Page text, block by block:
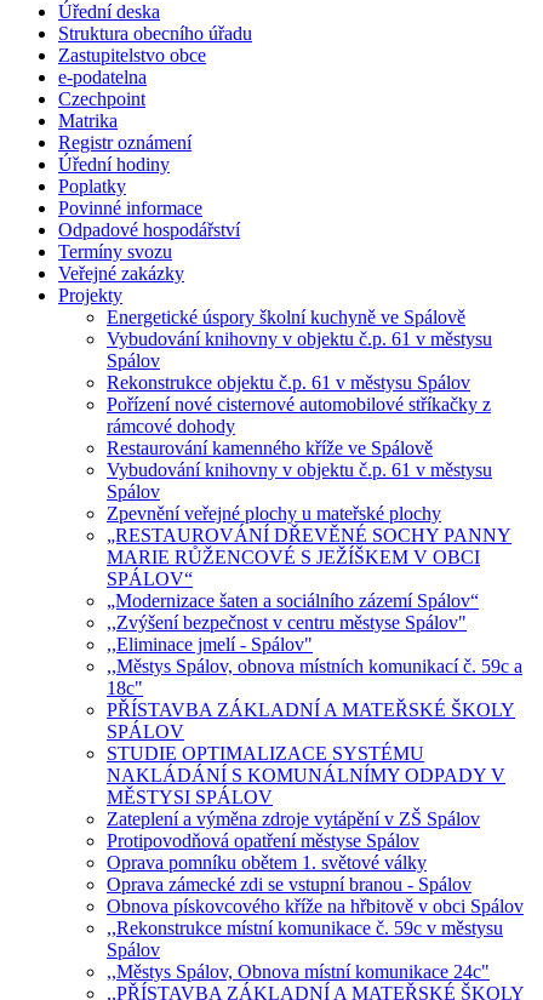
Úřední deska
Struktura obecního úřadu
Zastupitelstvo obce
e-podatelna
Czechpoint
Matrika
Registr oznámení
Úřední hodiny
Poplatky
Povinné informace
Odpadové hospodářství
Termíny svozu
Veřejné zakázky
Projekty
Energetické úspory školní kuchyně ve Spálově
Vybudování knihovny v objektu č.p. 61 v městysu
Spálov
Rekonstrukce objektu č.p. 61 v městysu Spálov
Pořízení nové cisternové automobilové stříkačky z
rámcové dohody
Restaurování kamenného kříže ve Spálově
Vybudování knihovny v objektu č.p. 61 v městysu
Spálov
Zpevnění veřejné plochy u mateřské plochy
„RESTAUROVÁNÍ DŘEVĚNÉ SOCHY PANNY
MARIE RŮŽENCOVÉ S JEŽÍŠKEM V OBCI
SPÁLOV“
„Modernizace šaten a sociálního zázemí Spálov“
,,Zvýšení bezpečnost v centru městyse Spálov"
,,Eliminace jmelí - Spálov"
,,Městys Spálov, obnova místních komunikací č. 59c a
18c"
PŘÍSTAVBA ZÁKLADNÍ A MATEŘSKÉ ŠKOLY
SPÁLOV
STUDIE OPTIMALIZACE SYSTÉMU
NAKLÁDÁNÍ S KOMUNÁLNÍMY ODPADY V
MĚSTYSI SPÁLOV
Zateplení a výměna zdroje vytápění v ZŠ Spálov
Protipovodňová opatření městyse Spálov
Oprava pomníku obětem 1. světové války
Oprava zámecké zdi se vstupní branou - Spálov
Obnova pískovcového kříže na hřbitově v obci Spálov
,,Rekonstrukce místní komunikace č. 59c v městysu
Spálov
,,Městys Spálov, Obnova místní komunikace 24c"
,,PŘÍSTAVBA ZÁKLADNÍ A MATEŘSKÉ ŠKOLY